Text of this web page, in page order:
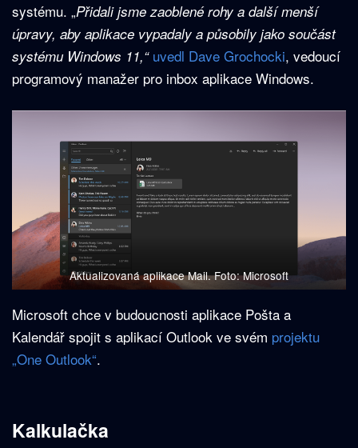
systému. „Přidali jsme zaoblené rohy a další menší
úpravy, aby aplikace vypadaly a působily jako součást
systému Windows 11,“ uvedl Dave Grochocki, vedoucí
programový manažer pro inbox aplikace Windows.
Aktualizovaná aplikace Mail. Foto: Microsoft
Microsoft chce v budoucnosti aplikace Pošta a
Kalendář spojit s aplikací Outlook ve svém projektu
„One Outlook“.
Kalkulačka